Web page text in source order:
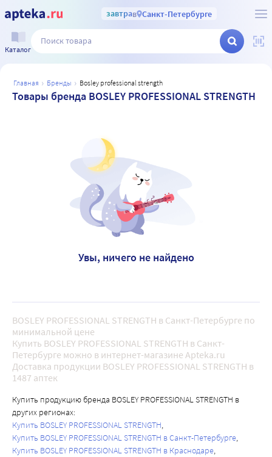
завтрав Санкт-Петербурге
Каталог
главная бренды bosley professional strength
Товары бренда BOSLEY PROFESSIONAL STRENGTH
Увы, ничего не найдено
BOSLEY PROFESSIONAL STRENGTH в Санкт-Петербурге по
минимальной цене
Купить BOSLEY PROFESSIONAL STRENGTH в Санкт-
Петербурге можно в интернет-магазине Apteka.ru
Доставка продукции BOSLEY PROFESSIONAL STRENGTH в
1487 аптек
Купить продукцию бренда BOSLEY PROFESSIONAL STRENGTH в
других регионах:
Купить BOSLEY PROFESSIONAL STRENGTH
Купить BOSLEY PROFESSIONAL STRENGTH в Санкт-Петербурге
Купить BOSLEY PROFESSIONAL STRENGTH в Краснодаре